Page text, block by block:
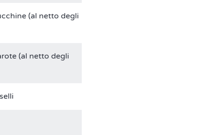
(al netto degli
(al netto degli